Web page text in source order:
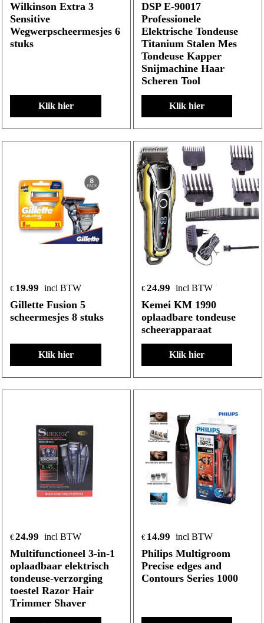
Wilkinson Extra 3
Sensitive
Wegwerpscheermesjes 6
stuks
Klik hier
DSP E-90017
Professionele
Elektrische Tondeuse
Titanium Stalen Mes
Tondeuse Kapper
Snijmachine Haar
Scheren Tool
Klik hier
€ 19.99 incl BTW
Gillette Fusion 5
scheermesjes 8 stuks
Klik hier
€ 24.99 incl BTW
Kemei KM 1990
oplaadbare tondeuse
scheerapparaat
Klik hier
€ 24.99 incl BTW
Multifunctioneel 3-in-1
oplaadbaar elektrisch
tondeuse-verzorging
toestel Razor Hair
Trimmer Shaver
€ 14.99 incl BTW
Philips Multigroom
Precise edges and
Contours Series 1000